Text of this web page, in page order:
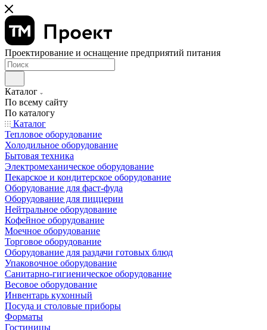
Проектирование и оснащение предприятий питания
Каталог
По всему сайту
По каталогу
Каталог
Тепловое оборудование
Холодильное оборудование
Бытовая техника
Электромеханическое оборудование
Пекарское и кондитерское оборудование
Оборудование для фаст-фуда
Оборудование для пиццерии
Нейтральное оборудование
Кофейное оборудование
Моечное оборудование
Торговое оборудование
Оборудование для раздачи готовых блюд
Упаковочное оборудование
Санитарно-гигиеническое оборудование
Весовое оборудование
Инвентарь кухонный
Посуда и столовые приборы
Форматы
Гостиницы